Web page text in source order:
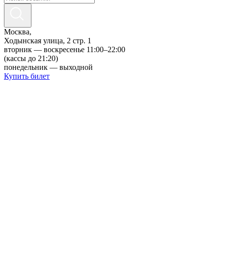
Москва,
Ходынская улица, 2 стр. 1
вторник — воскресенье 11:00–22:00
(кассы до 21:20)
понедельник — выходной
Купить билет